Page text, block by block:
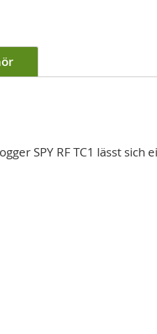
SPY RF TC1 lässt sich